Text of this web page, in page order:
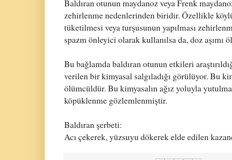
Baldıran otunun maydanoz veya Frenk
zehirlenme nedenlerinden biridir. Özellikle
tüketilmesi veya turşusunun yapılması
spazm önleyici olarak kullanılsa da, doz aşımı
Bu bağlamda baldıran otunun etkileri
verilen bir kimyasal salgıladığı görülüyor. Bu
ölümcüldür. Bu kimyasalın ağız yoluyla
köpüklenme gözlemlenmiştir.
Baldıran şerbeti:
Acı çekerek, yüzsuyu dökerek elde edilen